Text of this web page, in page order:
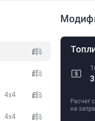
4x4
4x4
Расчет
на